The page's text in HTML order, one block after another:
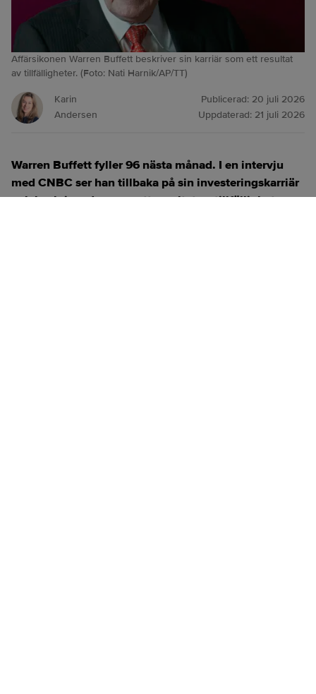
Affärsikonen Warren Buffett beskriver sin karriär som ett resultat
av tillfälligheter. (Foto: Nati Harnik/AP/TT)
Karin
Andersen
Publicerad: 20 juli 2026
Uppdaterad: 21 juli 2026
Warren Buffett fyller 96 nästa månad. I en intervju
med CNBC ser han tillbaka på sin investeringskarriär
och beskriver den som ett resultat av tillfälligheter.